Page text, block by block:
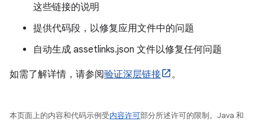
这些链接的说明
提供代码段，以修复应用文件中的问题
自动生成 assetlinks.json 文件以修复任何问题
如需了解详情，请参阅验证深层链接 。
本页面上的内容和代码示例受内容许可部分所述许可的限制。Java 和